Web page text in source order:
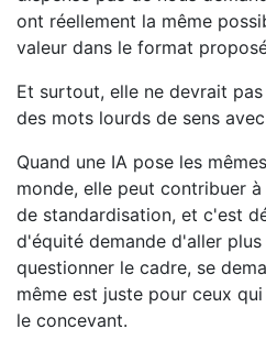
ont réellement la même
valeur dans le format
Et surtout, elle ne devrait
des mots lourds de sens
Quand une IA pose les
monde, elle peut contribuer
de standardisation, et c'est
d'équité demande d'aller
questionner le cadre, se
même est juste pour ceux
le concevant.